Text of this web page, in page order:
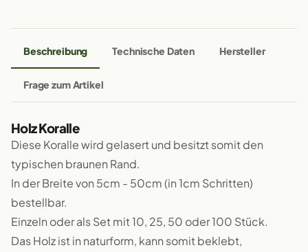
Beschreibung Technische Daten Hersteller
Frage zum Artikel
Holz Koralle
Diese Koralle wird gelasert und besitzt somit den
typischen braunen Rand.
In der Breite von 5cm - 50cm (in 1cm Schritten)
bestellbar.
Einzeln oder als Set mit 10, 25, 50 oder 100 Stück.
Das Holz ist in naturform, kann somit beklebt,